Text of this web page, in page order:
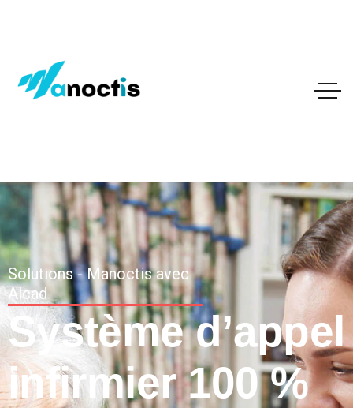
Solutions - Manoctis avec
Alcad
Système d’appel
infirmier 100 %